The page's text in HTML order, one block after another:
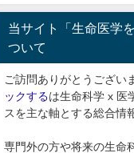
当サイト「生命医学
ついて
ご訪問ありがとうござい
ックするは生命科学 x 医
スを主な軸とする総合情
専門外の方や将来の生命